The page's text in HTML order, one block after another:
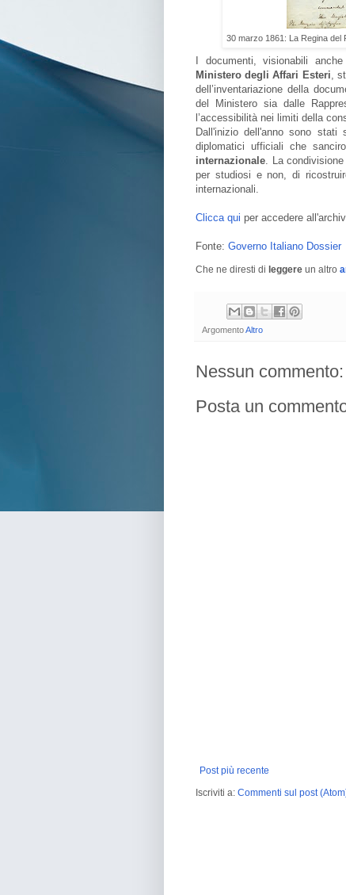
30 marzo 1861: La Regina del
I documenti, visionabili
Ministero degli Affari Esteri ,
dell’inventariazione della
del Ministero sia dalle
l’accessibilità nei limiti della
Dall'inizio dell'anno sono
diplomatici ufficiali che
internazionale . La
per studiosi e non, di
internazionali.
Clicca qui per accedere
Fonte: Governo Italiano Dossier
Che ne diresti di leggere un altro
ArgomentoAltro
Nessun commento:
Posta un
Post più recente
Iscriviti a: Commenti sul post